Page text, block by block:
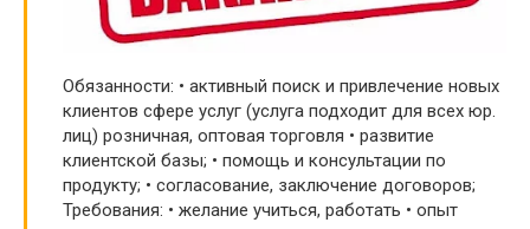
Обязанности: • активный поиск и привлечение новых
клиентов сфере услуг (услуга подходит для всех юр.
лиц) розничная, оптовая торговля • развитие
клиентской базы; • помощь и консультации по
продукту; • согласование, заключение договоров;
Требования: • желание учиться, работать • опыт